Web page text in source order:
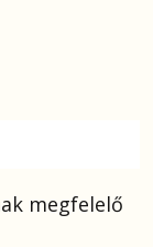
megfelelő